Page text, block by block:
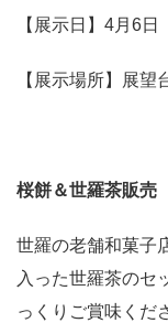
【展示日】4月6日
【展示場所】展望
桜餅＆世羅茶販売
世羅の老舗和菓子
入った世羅茶のセ
っくりご賞味くだ